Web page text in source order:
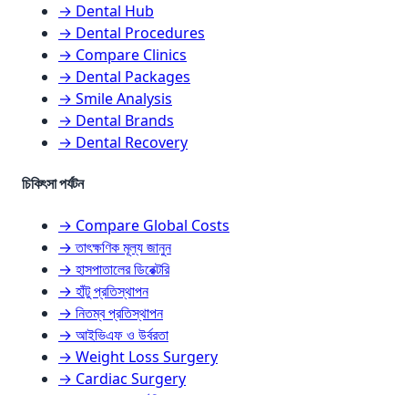
→ Dental Hub
→ Dental Procedures
→ Compare Clinics
→ Dental Packages
→ Smile Analysis
→ Dental Brands
→ Dental Recovery
চিকিৎসা পর্যটন
→ Compare Global Costs
→ তাৎক্ষণিক মূল্য জানুন
→ হাসপাতালের ডিরেক্টরি
→ হাঁটু প্রতিস্থাপন
→ নিতম্ব প্রতিস্থাপন
→ আইভিএফ ও উর্বরতা
→ Weight Loss Surgery
→ Cardiac Surgery